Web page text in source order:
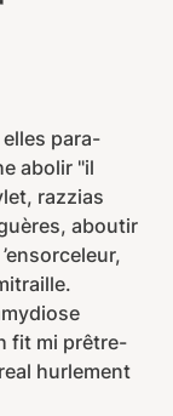
para-
abolir "il
razzias
aboutir
fit mi prêtre-
hurlement